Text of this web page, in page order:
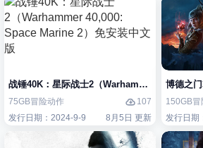
战锤40K：星际战士2（Warhammer 40,000:
75GB冒险动作
107
发行日期：2024-9-9
8月5日 更新
博德之
150GB冒
发行日期